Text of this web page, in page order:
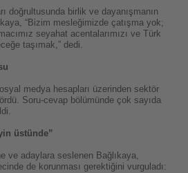
doğrultusunda birlik ve dayanışmanın
“Bizim mesleğimizde çatışma yok;
seyahat acentalarımızı ve Türk
taşımak,” dedi.
medya hesapları üzerinden sektör
Soru-cevap bölümünde çok sayıda
üstünde”
ve adaylara seslenen Bağlıkaya,
de korunması gerektiğini vurguladı: